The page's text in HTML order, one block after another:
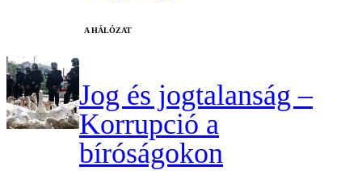
A HÁLÓZAT
Jog és jogtalanság –
Korrupció a
bíróságokon